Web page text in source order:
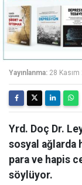
Yayınlanma: 28
Yrd. Doç Dr.
sosyal ağlarda
para ve hapis
söylüyor.